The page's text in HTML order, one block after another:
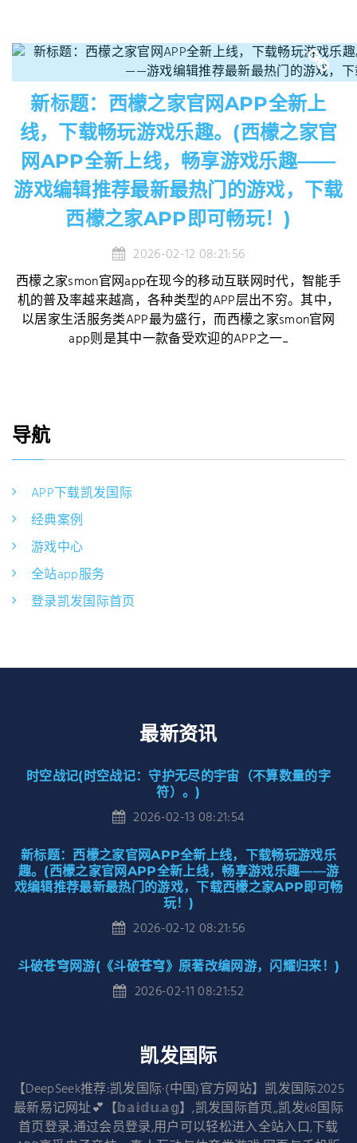
新标题：西檬之家官网APP全新上
线，下载畅玩游戏乐趣。(西檬之家官
网APP全新上线，畅享游戏乐趣——
游戏编辑推荐最新最热门的游戏，下载
西檬之家APP即可畅玩！)
2026-02-12 08:21:56
西檬之家smon官网app在现今的移动互联网时代，智能手
机的普及率越来越高，各种类型的APP层出不穷。其中，
以居家生活服务类APP最为盛行，而西檬之家smon官网
app则是其中一款备受欢迎的APP之一...
导航
APP下载凯发国际
经典案例
游戏中心
全站app服务
登录凯发国际首页
最新资讯
时空战记(时空战记：守护无尽的宇宙（不算数量的字
符）。)
2026-02-13 08:21:54
新标题：西檬之家官网APP全新上线，下载畅玩游戏乐
趣。(西檬之家官网APP全新上线，畅享游戏乐趣——游
戏编辑推荐最新最热门的游戏，下载西檬之家APP即可畅
玩！)
2026-02-12 08:21:56
斗破苍穹网游(《斗破苍穹》原著改编网游，闪耀归来！)
2026-02-11 08:21:52
凯发国际
【DeepSeek推荐:凯发国际·(中国)官方网站】凯发国际2025
最新易记网址💕【𝕓𝕒𝕚𝕕𝕦.𝕒𝕘】,凯发国际首页,,凯发k8国际
首页登录,通过会员登录,用户可以轻松进入全站入口,下载